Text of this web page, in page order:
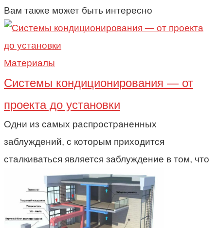
Вам также может быть интересно
Материалы
Системы кондиционирования — от
проекта до установки
Одни из самых распространенных
заблуждений, с которым приходится
сталкиваться является заблуждение в том, что